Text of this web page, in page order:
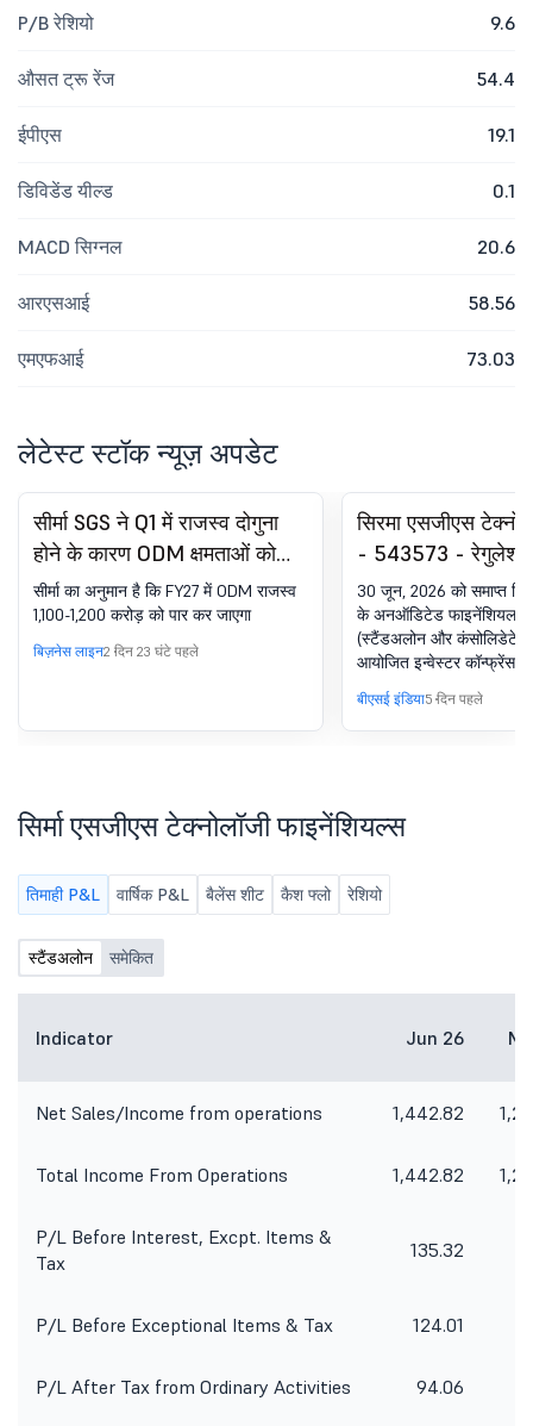
P/B रेशियो 9.6
औसत ट्रू रेंज 54.4
ईपीएस 19.1
डिविडेंड यील्ड 0.1
MACD सिग्नल 20.6
आरएसआई 58.56
एमएफआई 73.03
लेटेस्ट स्टॉक न्यूज़ अपडेट
सीर्मा SGS ने Q1 में राजस्व दोगुना
होने के कारण ODM क्षमताओं को
तेज़ किया
सीर्मा का अनुमान है कि FY27 में ODM राजस्व
1,100-1,200 करोड़ को पार कर जाएगा
बिज़नेस लाइन2 दिन 23 घंटे पहले
सिरमा एसजीएस
- 543573 -
(LODR) के तहत
कॉल ट्रांसक्रिप्ट
30 जून, 2026 को समाप्त
के अनऑडिटेड फाइनेंशियल
(स्टैंडअलोन और
आयोजित इन्वेस्टर कॉन्फ्रेंस
ट्रांसक्रिप्ट प्राप्त करना
बीएसई इंडिया5 दिन पहले
सिर्मा एसजीएस टेक्नोलॉजी फाइनेंशियल्स
तिमाही P&L वार्षिक P&L बैलेंस शीट कैश फ्लो रेशियो
स्टैंडअलोन समेकित
Indicator Jun 26
Net Sales/Income from operations 1,442.82
Total Income From Operations 1,442.82
P/L Before Interest, Excpt. Items &
Tax
135.32
P/L Before Exceptional Items & Tax 124.01
P/L After Tax from Ordinary Activities 94.06